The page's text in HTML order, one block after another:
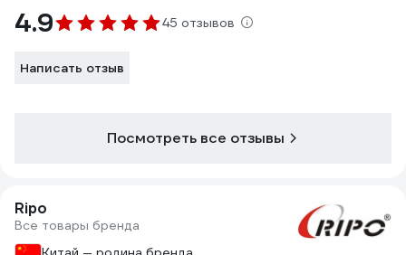
4.9 45 отзывов
Написать отзыв
Посмотреть все отзывы
Ripo
Все товары бренда